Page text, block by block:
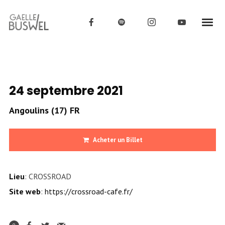
24 septembre 2021
Angoulins (17) FR
Acheter un Billet
Lieu: CROSSROAD
Site web: https://crossroad-cafe.fr/